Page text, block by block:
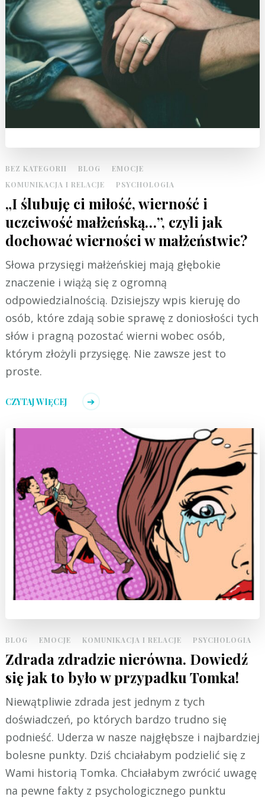
BEZ KATEGORII BLOG
EMOCJE
KOMUNIKACJA I RELACJE
PSYCHOLOGIA
„I ślubuję ci miłość, wierność i
uczciwość małżeńską…”, czyli jak
dochować wierności w małżeństwie?
Słowa przysięgi małżeńskiej mają głębokie
znaczenie i wiążą się z ogromną
odpowiedzialnością. Dzisiejszy wpis kieruję do
osób, które zdają sobie sprawę z doniosłości tych
słów i pragną pozostać wierni wobec osób,
którym złożyli przysięgę. Nie zawsze jest to
proste.
CZYTAJ WIĘCEJ
BLOG EMOCJE KOMUNIKACJA I RELACJE PSYCHOLOGIA
Zdrada zdradzie nierówna. Dowiedź
się jak to było w przypadku Tomka!
Niewątpliwie zdrada jest jednym z tych
doświadczeń, po których bardzo trudno się
podnieść. Uderza w nasze najgłębsze i najbardziej
bolesne punkty. Dziś chciałabym podzielić się z
Wami historią Tomka. Chciałabym zwrócić uwagę
na pewne fakty z psychologicznego punktu